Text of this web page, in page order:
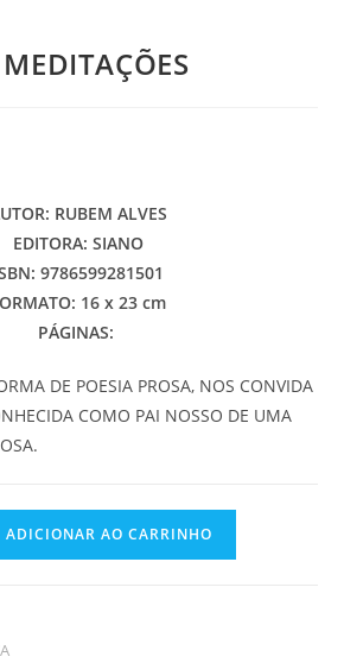
RUBEM ALVES
EDITORA: SIANO
9786599281501
16 x 23 cm
PÁGINAS:
DE POESIA PROSA, NOS CONVIDA
COMO PAI NOSSO DE UMA
ADICIONAR AO CARRINHO